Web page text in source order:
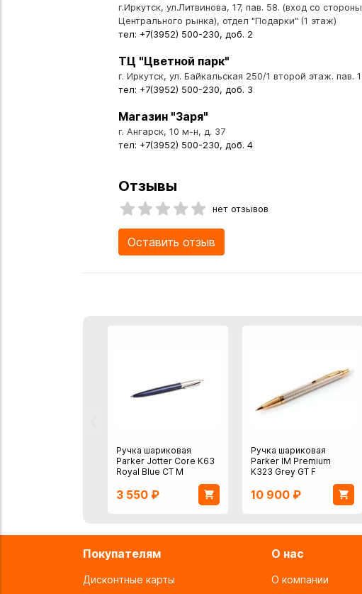
г.Иркутск, ул.Литвинова, 17, пав. 58. (вход со стороны
Центрального рынка), отдел "Подарки" (1 этаж)
тел: +7(3952) 500-230, доб. 2
ТЦ "Цветной парк"
г. Иркутск, ул. Байкальская 250/1 второй этаж. пав. 1
тел: +7(3952) 500-230, доб. 3
Магазин "Заря"
г. Ангарск, 10 м-н, д. 37
тел: +7(3952) 500-230, доб. 4
Отзывы
нет отзывов
Оставить отзыв
Ручка шариковая
Parker Jotter Core K63
Royal Blue CT M
3 550 ₽
Ручка шариковая
Parker IM Premium
K323 Grey GT F
10 900 ₽
Покупателям
Дисконтные карты
О нас
О компании